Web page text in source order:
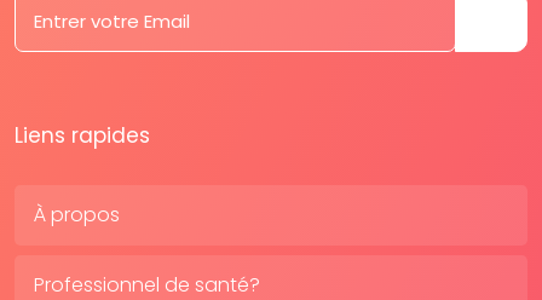
Liens rapides
À propos
Professionnel de santé?